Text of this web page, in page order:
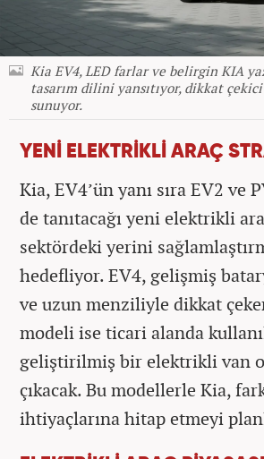
Kia EV4, LED farlar ve belirgin KIA
tasarım dilini yansıtıyor, dikkat
sunuyor.
YENİ ELEKTRİKLİ ARAÇ
Kia, EV4’ün yanı sıra EV2 ve
de tanıtacağı yeni elektrikli
sektördeki yerini
hedefliyor. EV4, gelişmiş
ve uzun menziliyle dikkat
modeli ise ticari alanda
geliştirilmiş bir elektrikli van
çıkacak. Bu modellerle Kia,
ihtiyaçlarına hitap etmeyi